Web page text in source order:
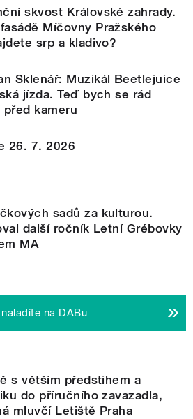
skvost Královské zahrady.
Míčovny Pražského
srp a kladivo?
Sklenář: Muzikál Beetlejuice
jízda. Teď bych se rád
před kameru
26. 7. 2026
sadů za kulturou.
další ročník Letní Grébovky
MA
na DABu
s větším předstihem a
do příručního zavazadla,
mluvčí Letiště Praha